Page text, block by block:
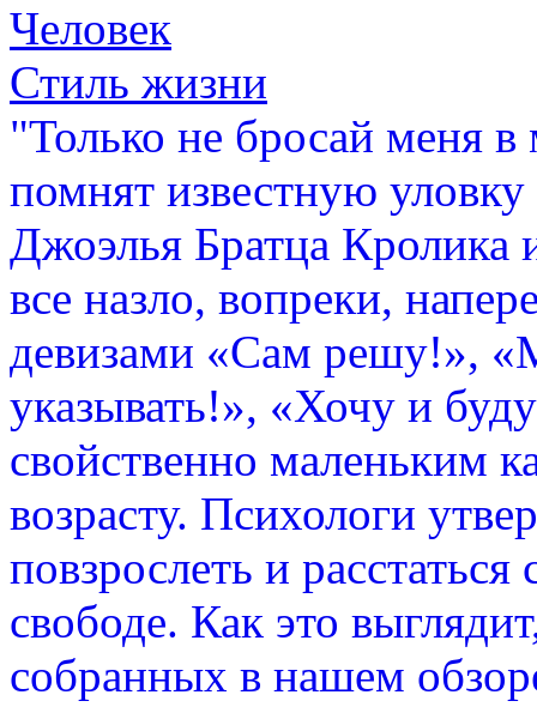
Человек
Стиль жизни
"Только не бросай меня
помнят известную
Джоэлья Братца Кролика
все назло, вопреки,
девизами «Сам решу!»,
указывать!», «Хочу и
свойственно маленьким
возрасту. Психологи
повзрослеть и
свободе. Как это
собранных в нашем